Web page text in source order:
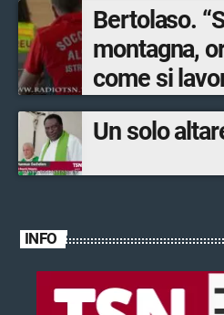
Bertolaso.
montagna,
come si
Un solo
INFO